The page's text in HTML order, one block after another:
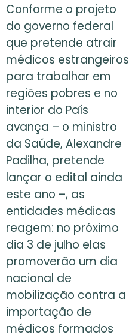
Conforme o projeto
do governo federal
que pretende atrair
médicos estrangeiros
para trabalhar em
regiões pobres e no
interior do País
avança – o ministro
da Saúde, Alexandre
Padilha, pretende
lançar o edital ainda
este ano –, as
entidades médicas
reagem: no próximo
dia 3 de julho elas
promoverão um dia
nacional de
mobilização contra a
importação de
médicos formados